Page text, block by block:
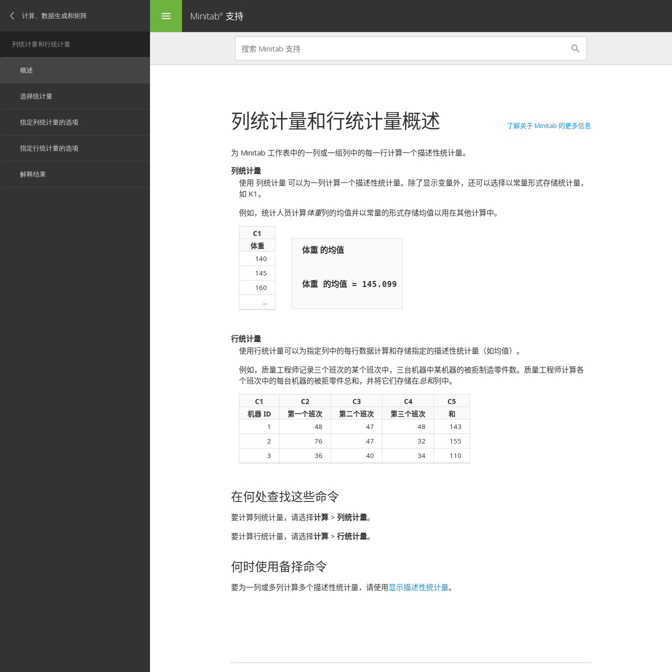
menu Minitab® 支持
列统计量和行统计量概述 了解关于 Minitab 的更多信息
为 Minitab 工作表中的一列或一组列中的每一行计算一个描述性统计量。
列统计量
使用 列统计量 可以为一列计算一个描述性统计量。除了显示变量外，还可以选择以常量形式存储统计量，
如 K1 。
例如，统计人员计算体重列的均值并以常量的形式存储均值以用在其他计算中。
C1
体重
140
145
160
...
行统计量
使用行统计量可以为指定列中的每行数据计算和存储指定的描述性统计量（如均值）。
例如，质量工程师记录三个班次的某个班次中，三台机器中某机器的被拒制造零件数。质量工程师计算各
个班次中的每台机器的被拒零件总和，并将它们存储在总和列中。
C1 C2 C3 C4
C5
机器 ID
第一个班次 第二个班次 第三个班次
和
1
48 47 48
143
2
76 47 32
155
3
36 40 34 110
在何处查找这些命令
要计算列统计量，请选择计算 > 列统计量。
要计算行统计量，请选择计算 > 行统计量。
何时使用备择命令
要为一列或多列计算多个描述性统计量，请使用显示描述性统计量。